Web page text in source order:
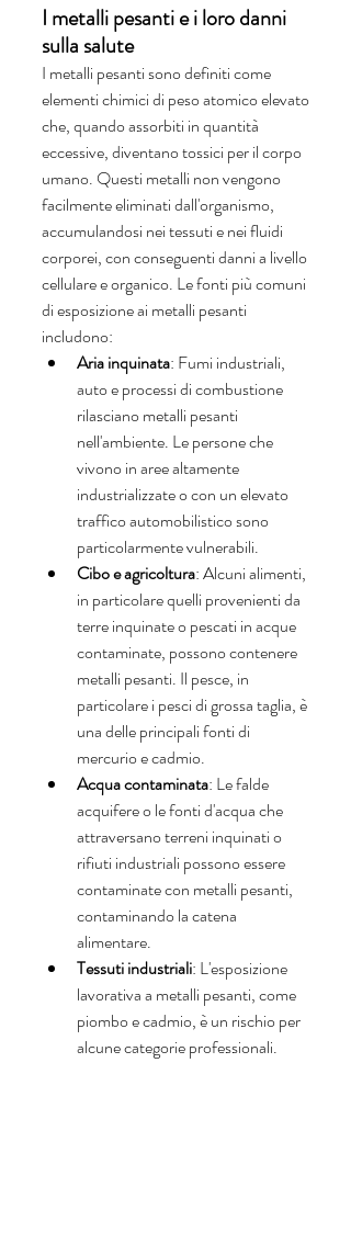
I metalli pesanti e i loro danni
sulla salute
I metalli pesanti sono definiti come
elementi chimici di peso atomico elevato
che, quando assorbiti in quantità
eccessive, diventano tossici per il corpo
umano. Questi metalli non vengono
facilmente eliminati dall'organismo,
accumulandosi nei tessuti e nei fluidi
corporei, con conseguenti danni a livello
cellulare e organico. Le fonti più comuni
di esposizione ai metalli pesanti
includono:
Aria inquinata: Fumi industriali,
auto e processi di combustione
rilasciano metalli pesanti
nell'ambiente. Le persone che
vivono in aree altamente
industrializzate o con un elevato
traffico automobilistico sono
particolarmente vulnerabili.
Cibo e agricoltura: Alcuni alimenti,
in particolare quelli provenienti da
terre inquinate o pescati in acque
contaminate, possono contenere
metalli pesanti. Il pesce, in
particolare i pesci di grossa taglia, è
una delle principali fonti di
mercurio e cadmio.
Acqua contaminata: Le falde
acquifere o le fonti d'acqua che
attraversano terreni inquinati o
rifiuti industriali possono essere
contaminate con metalli pesanti,
contaminando la catena
alimentare.
Tessuti industriali: L'esposizione
lavorativa a metalli pesanti, come
piombo e cadmio, è un rischio per
alcune categorie professionali.